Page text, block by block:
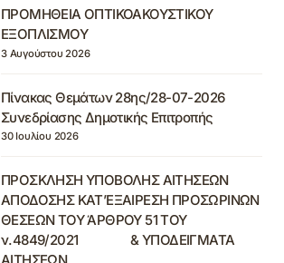
ΠΡΟΜΗΘΕΙΑ ΟΠΤΙΚΟΑΚΟΥΣΤΙΚΟΥ
ΕΞΟΠΛΙΣΜΟΥ
3 Αυγούστου 2026
Πίνακας Θεμάτων 28ης/28-07-2026
Συνεδρίασης Δημοτικής Επιτροπής
30 Ιουλίου 2026
ΠΡΟΣΚΛΗΣΗ ΥΠΟΒΟΛΗΣ ΑΙΤΗΣΕΩΝ
ΑΠΟΔΟΣΗΣ ΚΑΤ’ΕΞΑΙΡΕΣΗ ΠΡΟΣΩΡΙΝΩΝ
ΘΕΣΕΩΝ ΤΟΥ ΆΡΘΡΟΥ 51 ΤΟΥ
ν.4849/2021 & ΥΠΟΔΕΙΓΜΑΤΑ